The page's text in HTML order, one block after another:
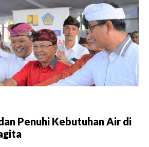
Penuhi Kebutuhan Air di